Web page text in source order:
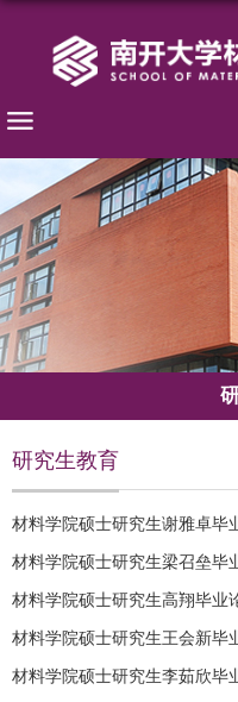
研究生教育
材料学院硕士研究生谢雅卓毕
材料学院硕士研究生梁召垒毕
材料学院硕士研究生高翔毕业
材料学院硕士研究生王会新毕
材料学院硕士研究生李茹欣毕